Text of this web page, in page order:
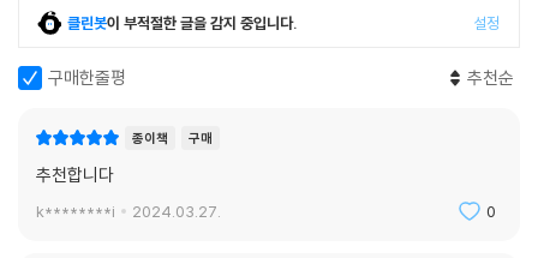
클린봇이 부적절한 글을 감지 중입니다. 설정
구매한줄평 추천순
종이책 구매
추천합니다
k********i 2024.03.27. 0